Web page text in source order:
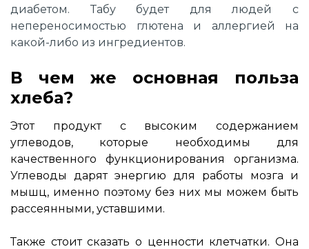
диабетом. Табу будет для людей с
непереносимостью глютена и аллергией на
какой-либо из ингредиентов.
В чем же основная польза
хлеба?
Этот продукт с высоким содержанием
углеводов, которые необходимы для
качественного функционирования организма.
Углеводы дарят энергию для работы мозга и
мышц, именно поэтому без них мы можем быть
рассеянными, уставшими.
Также стоит сказать о ценности клетчатки. Она